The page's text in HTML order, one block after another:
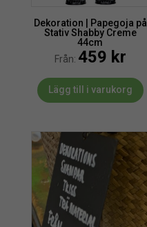
Dekoration | Papegoja på
Stativ Shabby Creme
44cm
Från: 459 kr
Lägg till i varukorg